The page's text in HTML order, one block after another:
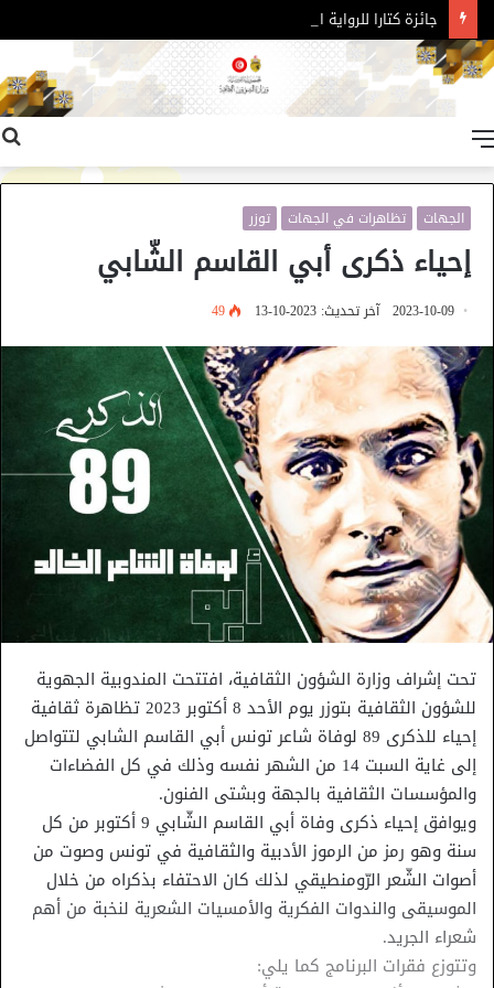
جائزة كتارا للرواية العربية – الدورة 11
الجهات تظاهرات في الجهات توزر
إحياء ذكرى أبي القاسم الشّابي
2023-10-09 آخر تحديث: 2023-10-13 49
تحت إشراف وزارة الشؤون الثقافية، افتتحت المندوبية الجهوية
للشؤون الثقافية بتوزر يوم الأحد 8 أكتوبر 2023 تظاهرة ثقافية
إحياء للذكرى 89 لوفاة شاعر تونس أبي القاسم الشابي لتتواصل
إلى غاية السبت 14 من الشهر نفسه وذلك في كل الفضاءات
والمؤسسات الثقافية بالجهة وبشتى الفنون.
ويوافق إحياء ذكرى وفاة أبي القاسم الشّابي 9 أكتوبر من كل
سنة وهو رمز من الرموز الأدبية والثقافية في تونس وصوت من
أصوات الشّعر الرّومنطيقي لذلك كان الاحتفاء بذكراه من خلال
الموسيقى والندوات الفكرية والأمسيات الشعرية لنخبة من أهم
شعراء الجريد.
وتتوزع فقرات البرنامج كما يلي: